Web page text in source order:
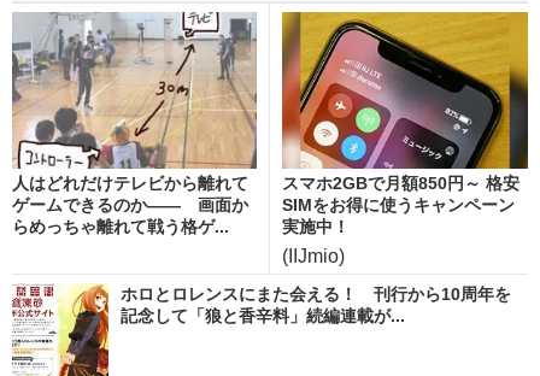
人はどれだけテレビから離れて
ゲームできるのか―― 画面か
らめっちゃ離れて戦う格ゲ...
スマホ2GBで月額850円～ 格安
SIMをお得に使うキャンペーン
実施中！
(IIJmio)
ホロとロレンスにまた会える！ 刊行から10周年を
記念して「狼と香辛料」続編連載が...